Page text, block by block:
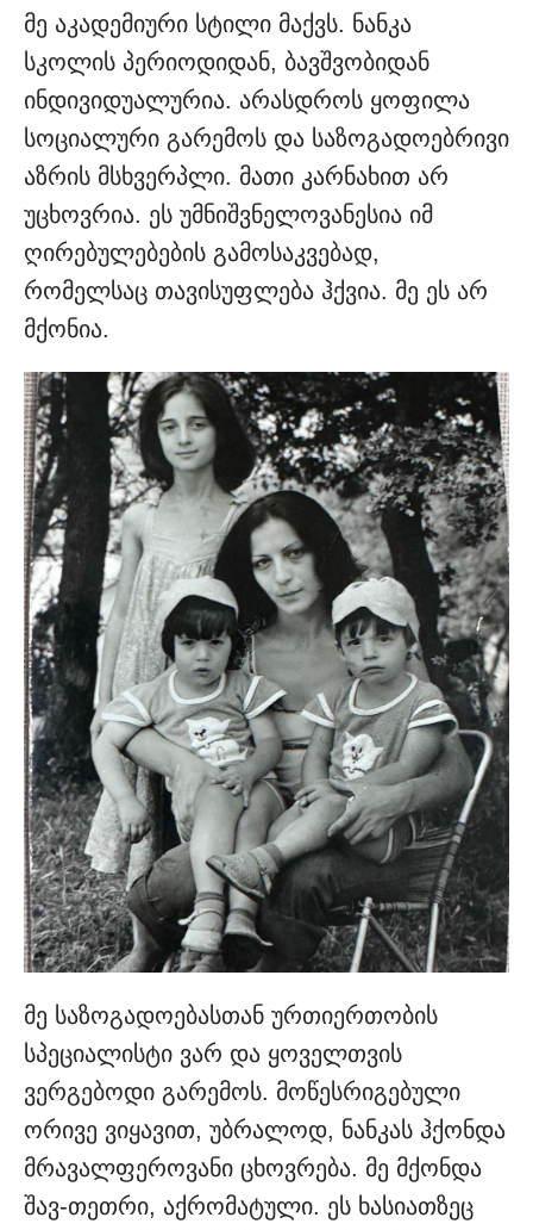
მე აკადემიური სტილი მაქვს. ნანკა
სკოლის პერიოდიდან, ბავშვობიდან
ინდივიდუალურია. არასდროს ყოფილა
სოციალური გარემოს და საზოგადოებრივი
აზრის მსხვერპლი. მათი კარნახით არ
უცხოვრია. ეს უმნიშვნელოვანესია იმ
ღირებულებების გამოსაკვებად,
რომელსაც თავისუფლება ჰქვია. მე ეს არ
მქონია.
მე საზოგადოებასთან ურთიერთობის
სპეციალისტი ვარ და ყოველთვის
ვერგებოდი გარემოს. მოწესრიგებული
ორივე ვიყავით, უბრალოდ, ნანკას ჰქონდა
მრავალფეროვანი ცხოვრება. მე მქონდა
შავ-თეთრი, აქრომატული. ეს ხასიათზეც